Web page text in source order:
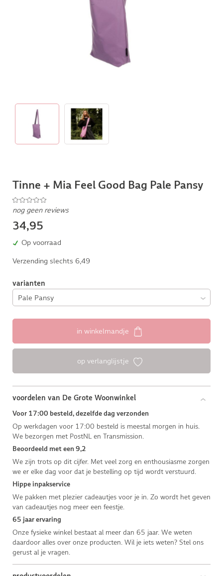
Tinne + Mia Feel Good Bag Pale Pansy
nog geen reviews
34,95
Op voorraad
Verzending slechts 6,49
varianten
in winkelmandje
op verlanglijstje
voordelen van De Grote Woonwinkel
Voor 17:00 besteld, dezelfde dag verzonden
Op werkdagen voor 17:00 besteld is meestal morgen in huis.
We bezorgen met PostNL en Transmission.
Beoordeeld met een 9,2
We zijn trots op dit cijfer. Met veel zorg en enthousiasme zorgen
we er elke dag voor dat je bestelling op tijd wordt verstuurd.
Hippe inpakservice
We pakken met plezier cadeautjes voor je in. Zo wordt het geven
van cadeautjes nog meer een feestje.
65 jaar ervaring
Onze fysieke winkel bestaat al meer dan 65 jaar. We weten
daardoor alles over onze producten. Wil je iets weten? Stel ons
gerust al je vragen.